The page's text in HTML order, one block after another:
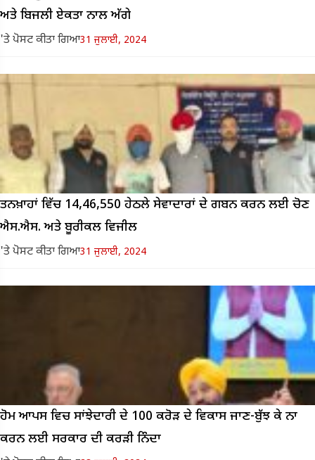
ਅਤੇ ਬਿਜਲੀ ਏਕਤਾ ਨਾਲ ਅੱਗੇ
'ਤੇ ਪੋਸਟ ਕੀਤਾ ਗਿਆ31 ਜੁਲਾਈ, 2024
ਤਨਖ਼ਾਹਾਂ ਵਿੱਚ 14,46,550 ਹੇਠਲੇ ਸੇਵਾਦਾਰਾਂ ਦੇ ਗਬਨ ਕਰਨ ਲਈ ਚੋਣ
ਐਸ.ਐਸ. ਅਤੇ ਬੂਰੀਕਲ ਵਿਜੀਲ
'ਤੇ ਪੋਸਟ ਕੀਤਾ ਗਿਆ31 ਜੁਲਾਈ, 2024
ਹੋਮ ਆਪਸ ਵਿਚ ਸਾਂਝੇਦਾਰੀ ਦੇ 100 ਕਰੋੜ ਦੇ ਵਿਕਾਸ ਜਾਣ-ਬੁੱਝ ਕੇ ਨਾ
ਕਰਨ ਲਈ ਸਰਕਾਰ ਦੀ ਕਰੜੀ ਨਿੰਦਾ